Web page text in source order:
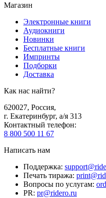
Магазин
Электронные книги
Аудиокниги
Новинки
Бесплатные книги
Импринты
Подборки
Доставка
Как нас найти?
620027, Россия,
г. Екатеринбург, а/я 313
Контактный телефон:
8 800 500 11 67
Написать нам
Поддержка:
Печать тиража:
Вопросы по услугам:
PR: pr@ridero.ru